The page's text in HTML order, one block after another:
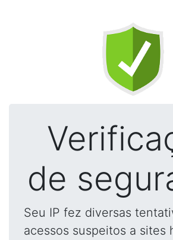
de
Seu IP fez diversas
acessos suspeitos a sites